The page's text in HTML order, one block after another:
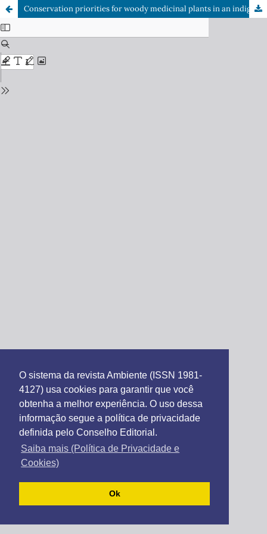
O sistema da revista Ambiente (ISSN 1981-
4127) usa cookies para garantir que você
obtenha a melhor experiência. O uso dessa
informação segue a política de privacidade
definida pelo Conselho Editorial.
Saiba mais (Política de Privacidade e
Cookies)
Ok
Conservation priorities for woody medicinal plants in an indigenous community in a savanna area of the northern Brazilian Amazon